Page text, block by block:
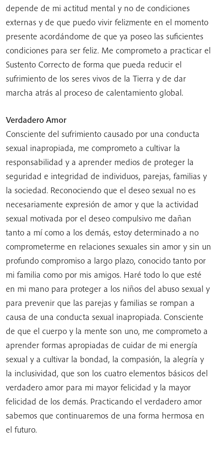
depende de mi actitud mental y no de condiciones
externas y de que puedo vivir felizmente en el momento
presente acordándome de que ya poseo las suficientes
condiciones para ser feliz. Me comprometo a practicar el
Sustento Correcto de forma que pueda reducir el
sufrimiento de los seres vivos de la Tierra y de dar
marcha atrás al proceso de calentamiento global.
Verdadero Amor
Consciente del sufrimiento causado por una conducta
sexual inapropiada, me comprometo a cultivar la
responsabilidad y a aprender medios de proteger la
seguridad e integridad de individuos, parejas, familias y
la sociedad. Reconociendo que el deseo sexual no es
necesariamente expresión de amor y que la actividad
sexual motivada por el deseo compulsivo me dañan
tanto a mí como a los demás, estoy determinado a no
comprometerme en relaciones sexuales sin amor y sin un
profundo compromiso a largo plazo, conocido tanto por
mi familia como por mis amigos. Haré todo lo que esté
en mi mano para proteger a los niños del abuso sexual y
para prevenir que las parejas y familias se rompan a
causa de una conducta sexual inapropiada. Consciente
de que el cuerpo y la mente son uno, me comprometo a
aprender formas apropiadas de cuidar de mi energía
sexual y a cultivar la bondad, la compasión, la alegría y
la inclusividad, que son los cuatro elementos básicos del
verdadero amor para mi mayor felicidad y la mayor
felicidad de los demás. Practicando el verdadero amor
sabemos que continuaremos de una forma hermosa en
el futuro.